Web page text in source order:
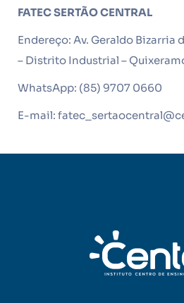
FATEC SERTÃO CENTRAL
Endereço: Av. Geraldo Bizarria
– Distrito Industrial –
WhatsApp: (85) 9707 0660
E-mail: